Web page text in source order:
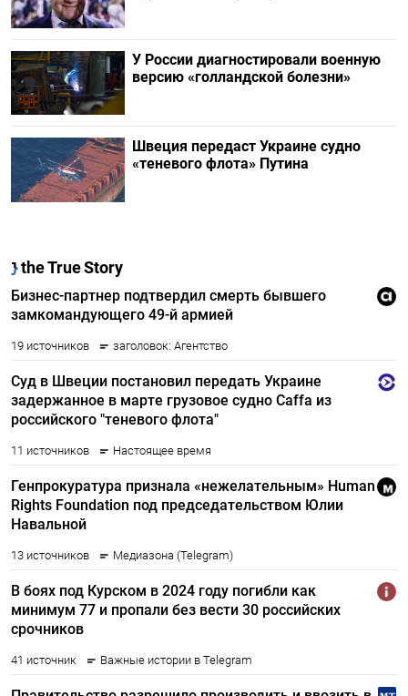
У России диагностировали военную
версию «голландской болезни»
Швеция передаст Украине судно
«теневого флота» Путина